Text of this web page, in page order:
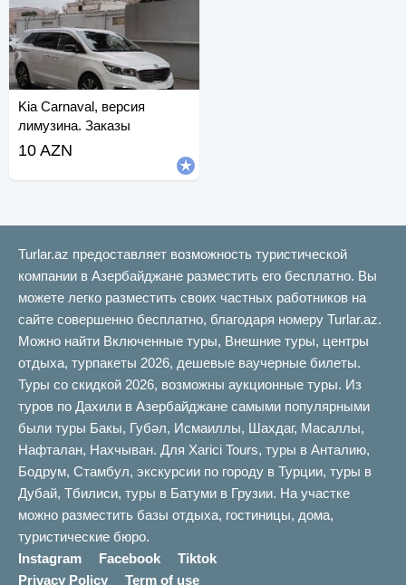
Kia Carnaval, версия
лимузина. Заказы
принимаются.
10 AZN
Turlar.az предоставляет возможность туристической
компании в Азербайджане разместить его бесплатно. Вы
можете легко разместить своих частных работников на
сайте совершенно бесплатно, благодаря номеру Turlar.az.
Можно найти Включенные туры, Внешние туры, центры
отдыха, турпакеты 2026, дешевые ваучерные билеты.
Туры со скидкой 2026, возможны аукционные туры. Из
туров по Дахили в Азербайджане самыми популярными
были туры Бакы, Губəл, Исмаиллы, Шахдаг, Масаллы,
Нафталан, Нахчыван. Для Xarici Tours, туры в Анталию,
Бодрум, Стамбул, экскурсии по городу в Турции, туры в
Дубай, Тбилиси, туры в Батуми в Грузии. На участке
можно разместить базы отдыха, гостиницы, дома,
туристические бюро.
Instagram
Facebook
Tiktok
Privacy Policy
Term of use